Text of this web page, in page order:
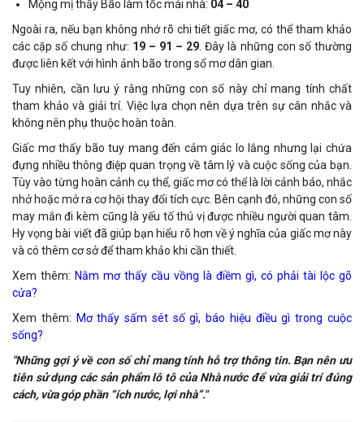
Mộng mị thấy Bão làm tốc mái nhà: 04 – 40
Ngoài ra, nếu bạn không nhớ rõ chi tiết giấc mơ, có thể tham khảo
các cặp số chung như: 19 – 91 – 29 . Đây là những con số thường
được liên kết với hình ảnh bão trong sổ mơ dân gian.
Tuy nhiên, cần lưu ý rằng những con số này chỉ mang tính chất
tham khảo và giải trí. Việc lựa chọn nên dựa trên sự cân nhắc và
không nên phụ thuộc hoàn toàn.
Giấc mơ thấy bão tuy mang đến cảm giác lo lắng nhưng lại chứa
đựng nhiều thông điệp quan trọng về tâm lý và cuộc sống của bạn.
Tùy vào từng hoàn cảnh cụ thể, giấc mơ có thể là lời cảnh báo, nhắc
nhở hoặc mở ra cơ hội thay đổi tích cực. Bên cạnh đó, những con số
may mắn đi kèm cũng là yếu tố thú vị được nhiều người quan tâm.
Hy vọng bài viết đã giúp bạn hiểu rõ hơn về ý nghĩa của giấc mơ này
và có thêm cơ sở để tham khảo khi cần thiết.
Xem thêm: Nằm mơ thấy cầu vồng là điềm gì, có phải tài lộc gõ
cửa?
Xem thêm: Mơ thấy sấm sét số gì, báo hiệu điều gì trong cuộc
sống?
"Những gợi ý về con số chỉ mang tính hỗ trợ thông tin. Bạn nên ưu
tiên sử dụng các sản phẩm lô tô của Nhà nước để vừa giải trí đúng
cách, vừa góp phần “ích nước, lợi nhà”."